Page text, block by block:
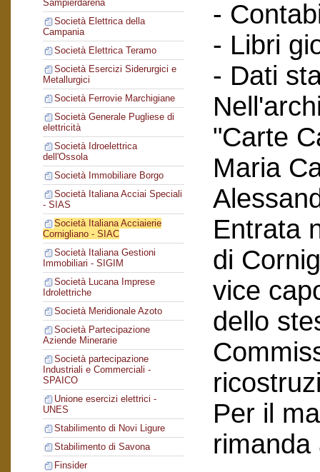
Sampierdarena
Società Elettrica della
Campania
Società Elettrica Teramo
Società Esercizi Siderurgici e
Metallurgici
Società Ferrovie Marchigiane
Società Generale Pugliese di
elettricità
Società Idroelettrica
dell'Ossola
Società Immobiliare Borgo
Società Italiana Acciai Speciali
- SIAS
Società Italiana Acciaierie
Cornigliano - SIAC
Società Italiana Gestioni
Immobiliari - SIGIM
Società Lucana Imprese
Idrolettriche
Società Meridionale Azoto
Società Partecipazione
Aziende Minerarie
Società partecipazione
Industriali e Commerciali -
SPAICO
Unione esercizi elettrici -
UNES
Stabilimento di Novi Ligure
Stabilimento di Savona
Finsider
-
- Libri
- Dati
"Carte
Maria
Entrata
di
vice
dello
Per il
rimanda